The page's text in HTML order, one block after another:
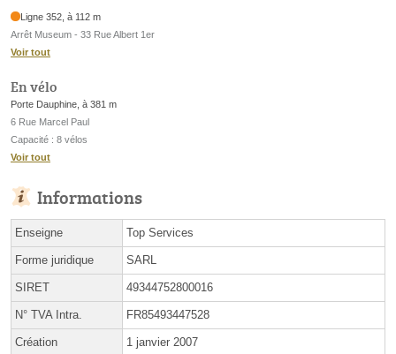
Ligne 352, à 112 m
Arrêt Museum - 33 Rue Albert 1er
Voir tout
En vélo
Porte Dauphine, à 381 m
6 Rue Marcel Paul
Capacité : 8 vélos
Voir tout
Informations
Enseigne Top Services
Forme juridique SARL
SIRET 49344752800016
N° TVA Intra. FR85493447528
Création 1 janvier 2007